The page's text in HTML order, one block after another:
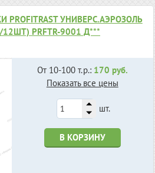
УНИВЕРС.АЭРОЗОЛЬ
PRFTR-9001 Д***
От 10-100 т.р.: 170 руб.
Показать все цены
шт.
В КОРЗИНУ